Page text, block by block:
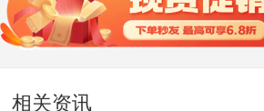
相关资讯